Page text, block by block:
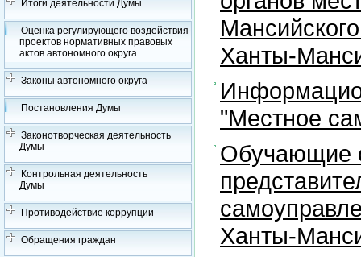
Итоги деятельности Думы
Оценка регулирующего воздействия
проектов нормативных правовых
актов автономного округа
Законы автономного округа
Постановления Думы
Законотворческая деятельность
Думы
Контрольная деятельность
Думы
Противодействие коррупции
Обращения граждан
Ханты-
"Местное
Обучающие
Ханты-